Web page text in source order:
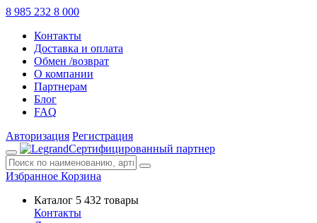
8 985 232 8 000
Контакты
Доставка и оплата
Обмен /возврат
О компании
Партнерам
Блог
FAQ
Авторизация Регистрация
Сертифицированный партнер
Избранное Корзина
Каталог 5 432 товары
Контакты